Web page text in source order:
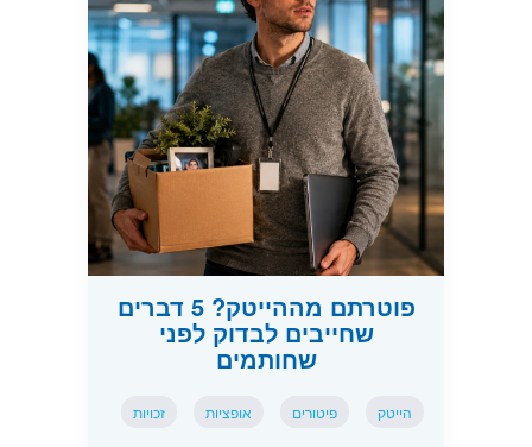
פוטרתם מההייטק? 5 דברים
שחייבים לבדוק לפני
שחותמים
הייטק פיטורים אופציות זכויות